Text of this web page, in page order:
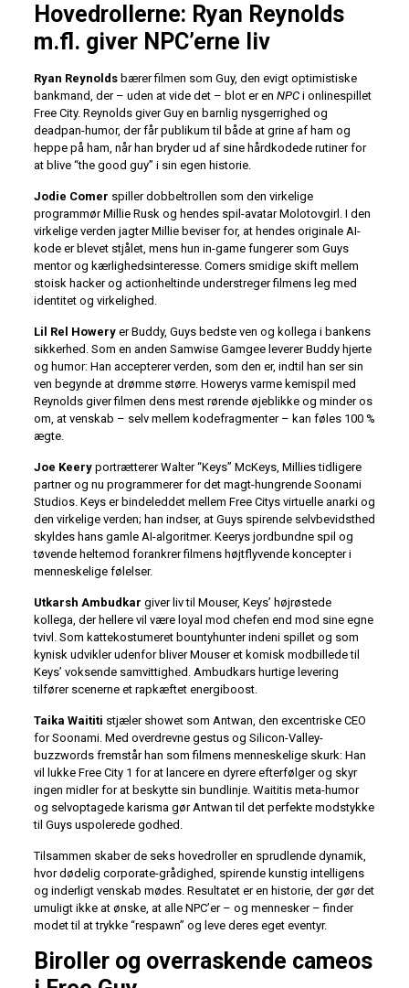
Hovedrollerne: Ryan Reynolds
m.fl. giver NPC’erne liv
Ryan Reynoldsbærer filmen som Guy, den evigt optimistiske
bankmand, der – uden at vide det – blot er en NPCi onlinespillet
Free City. Reynolds giver Guy en barnlig nysgerrighed og
deadpan-humor, der får publikum til både at grine af ham og
heppe på ham, når han bryder ud af sine hårdkodede rutiner for
at blive “the good guy” i sin egen historie.
Jodie Comer spiller dobbeltrollen som den virkelige
programmør Millie Rusk og hendes spil-avatar Molotovgirl. I den
virkelige verden jagter Millie beviser for, at hendes originale AI-
kode er blevet stjålet, mens hun in-game fungerer som Guys
mentor og kærlighedsinteresse. Comers smidige skift mellem
stoisk hacker og actionheltinde understreger filmens leg med
identitet og virkelighed.
Lil Rel Howeryer Buddy, Guys bedste ven og kollega i bankens
sikkerhed. Som en anden Samwise Gamgee leverer Buddy hjerte
og humor: Han accepterer verden, som den er, indtil han ser sin
ven begynde at drømme større. Howerys varme kemispil med
Reynolds giver filmen dens mest rørende øjeblikke og minder os
om, at venskab – selv mellem kodefragmenter – kan føles 100 %
ægte.
Joe Keeryportrætterer Walter “Keys” McKeys, Millies tidligere
partner og nu programmerer for det magt-hungrende Soonami
Studios. Keys er bindeleddet mellem Free Citys virtuelle anarki og
den virkelige verden; han indser, at Guys spirende selvbevidsthed
skyldes hans gamle AI-algoritmer. Keerys jordbundne spil og
tøvende heltemod forankrer filmens højtflyvende koncepter i
menneskelige følelser.
Utkarsh Ambudkar giver liv til Mouser, Keys’ højrøstede
kollega, der hellere vil være loyal mod chefen end mod sine egne
tvivl. Som kattekostumeret bountyhunter indeni spillet og som
kynisk udvikler udenfor bliver Mouser et komisk modbillede til
Keys’ voksende samvittighed. Ambudkars hurtige levering
tilfører scenerne et rapkæftet energiboost.
Taika Waititi stjæler showet som Antwan, den excentriske CEO
for Soonami. Med overdrevne gestus og Silicon-Valley-
buzzwords fremstår han som filmens menneskelige skurk: Han
vil lukke Free City 1 for at lancere en dyrere efterfølger og skyr
ingen midler for at beskytte sin bundlinje. Waititis meta-humor
og selvoptagede karisma gør Antwan til det perfekte modstykke
til Guys uspolerede godhed.
Tilsammen skaber de seks hovedroller en sprudlende dynamik,
hvor dødelig corporate-grådighed, spirende kunstig intelligens
og inderligt venskab mødes. Resultatet er en historie, der gør det
umuligt ikke at ønske, at alle NPC’er – og mennesker – finder
modet til at trykke “respawn” og leve deres eget eventyr.
Biroller og overraskende cameos